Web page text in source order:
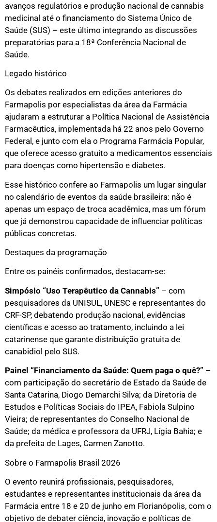
avanços regulatórios e produção nacional de cannabis
medicinal até o financiamento do Sistema Único de
Saúde (SUS) – este último integrando as discussões
preparatórias para a 18ª Conferência Nacional de
Saúde.
Legado histórico
Os debates realizados em edições anteriores do
Farmapolis por especialistas da área da Farmácia
ajudaram a estruturar a Política Nacional de Assistência
Farmacêutica, implementada há 22 anos pelo Governo
Federal, e junto com ela o Programa Farmácia Popular,
que oferece acesso gratuito a medicamentos essenciais
para doenças como hipertensão e diabetes.
Esse histórico confere ao Farmapolis um lugar singular
no calendário de eventos da saúde brasileira: não é
apenas um espaço de troca acadêmica, mas um fórum
que já demonstrou capacidade de influenciar políticas
públicas concretas.
Destaques da programação
Entre os painéis confirmados, destacam-se:
Simpósio “Uso Terapêutico da Cannabis” – com
pesquisadores da UNISUL, UNESC e representantes do
CRF-SP, debatendo produção nacional, evidências
científicas e acesso ao tratamento, incluindo a lei
catarinense que garante distribuição gratuita de
canabidiol pelo SUS.
Painel “Financiamento da Saúde: Quem paga o quê?” –
com participação do secretário de Estado da Saúde de
Santa Catarina, Diogo Demarchi Silva; da Diretoria de
Estudos e Políticas Sociais do IPEA, Fabiola Sulpino
Vieira; de representantes do Conselho Nacional de
Saúde; da médica e professora da UFRJ, Lígia Bahia; e
da prefeita de Lages, Carmen Zanotto.
Sobre o Farmapolis Brasil 2026
O evento reunirá profissionais, pesquisadores,
estudantes e representantes institucionais da área da
Farmácia entre 18 e 20 de junho em Florianópolis, com o
objetivo de debater ciência, inovação e políticas de